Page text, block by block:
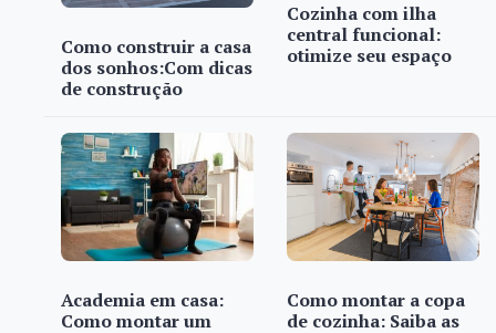
Como construir a casa
dos sonhos:Com dicas
de construção
Cozinha com ilha
central funcional:
otimize seu espaço
Academia em casa:
Como montar um
Como montar a copa
de cozinha: Saiba as